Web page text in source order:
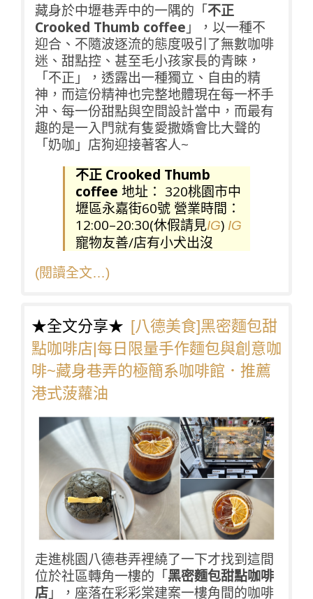
藏身於中壢巷弄中的一隅的「不正
Crooked Thumb coffee 」，以一種不
迎合、不隨波逐流的態度吸引了無數咖啡
迷、甜點控、甚至毛小孩家長的青睞，
「不正」，透露出一種獨立、自由的精
神，而這份精神也完整地體現在每一杯手
沖、每一份甜點與空間設計當中，而最有
趣的是一入門就有隻愛撒嬌會比大聲的
「奶咖」店狗迎接著客人~
不正 Crooked Thumb
coffee 地址： 320桃園市中
壢區永嘉街60號 營業時間：
12:00–20:30(休假請見IG) IG
寵物友善/店有小犬出沒
(閱讀全文…)
★全文分享★ [八德美食]黑密麵包甜
點咖啡店|每日限量手作麵包與創意咖
啡~藏身巷弄的極簡系咖啡館．推薦
港式菠蘿油
走進桃園八德巷弄裡繞了一下才找到這間
位於社區轉角一樓的「黑密麵包甜點咖啡
店」，座落在彩彩棠建案一樓角間的咖啡